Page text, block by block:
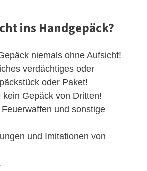
ins Handgepäck?
niemals ohne Aufsicht!
verdächtiges oder
oder Paket!
kein Gepäck von Dritten!
und sonstige
und Imitationen von